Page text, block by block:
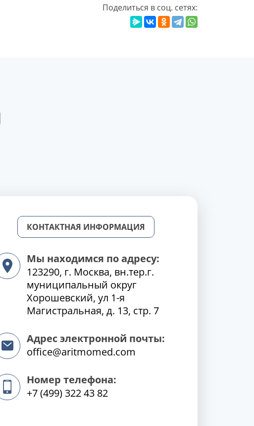
Поделиться в соц. сетях:
КОНТАКТНАЯ ИНФОРМАЦИЯ
Мы находимся по адресу:
123290, г. Москва, вн.тер.г.
муниципальный округ
Хорошевский, ул 1-я
Магистральная, д. 13, стр. 7
Адрес электронной почты:
office@aritmomed.com
Номер телефона:
+7 (499) 322 43 82